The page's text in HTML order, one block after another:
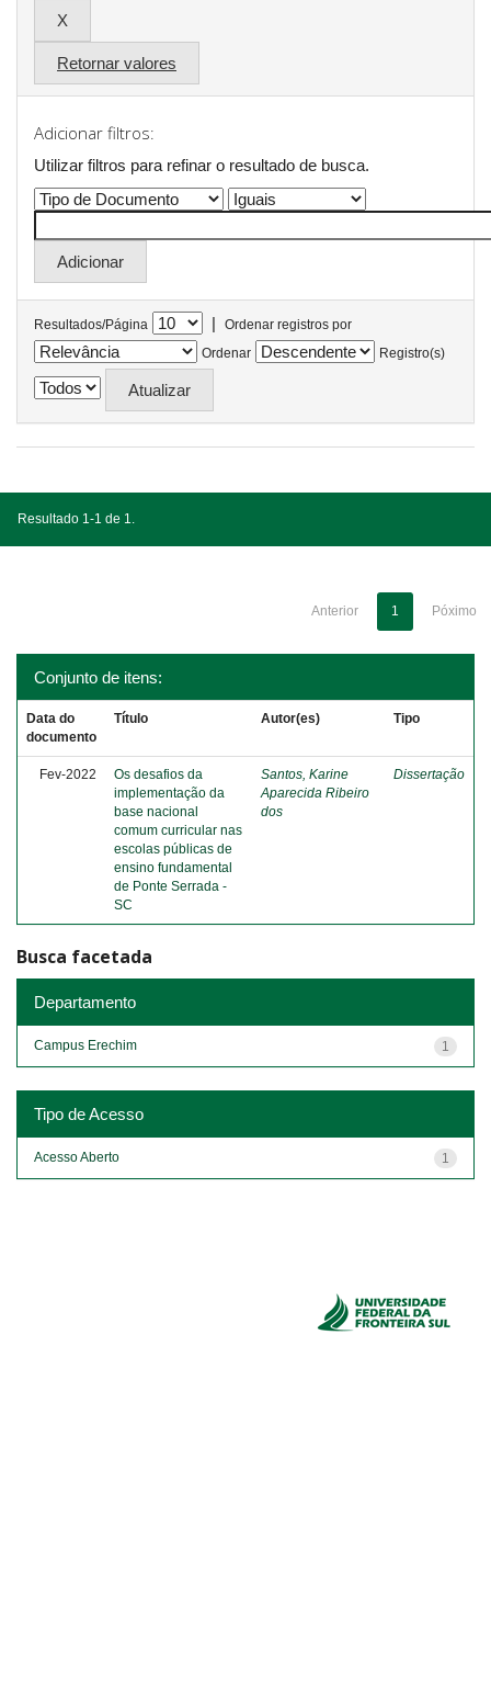
Retornar valores
Adicionar filtros:
Utilizar filtros para refinar o resultado de busca.
Resultados/Página |
Ordenar registros por
Ordenar
Registro(s)
Resultado 1-1 de 1.
Anterior 1 Póximo
Conjunto de itens:
Data do
documento
Título Autor(es) Tipo
Fev-2022
Os desafios da
implementação da
base nacional
comum curricular nas
escolas públicas de
ensino fundamental
de Ponte Serrada -
SC
Santos, Karine
Aparecida Ribeiro
dos
Dissertação
Busca facetada
Departamento
1
Campus Erechim
Tipo de Acesso
1
Acesso Aberto